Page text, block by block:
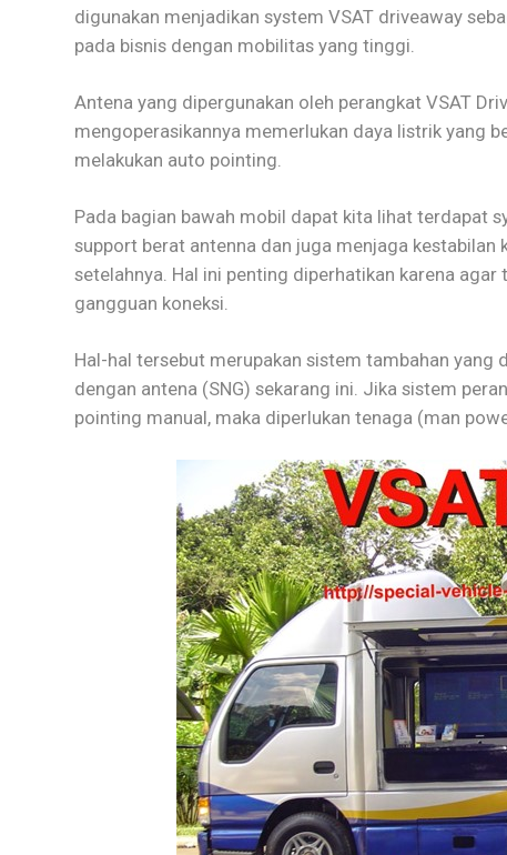
digunakan menjadikan system VSAT driveaway
pada bisnis dengan mobilitas yang tinggi.
Antena yang dipergunakan oleh perangkat VSAT
mengoperasikannya memerlukan daya listrik yang
melakukan auto pointing.
Pada bagian bawah mobil dapat kita lihat terdapat
support berat antenna dan juga menjaga
setelahnya. Hal ini penting diperhatikan karena
gangguan koneksi.
Hal-hal tersebut merupakan sistem tambahan
dengan antena (SNG) sekarang ini. Jika sistem
pointing manual, maka diperlukan tenaga (man